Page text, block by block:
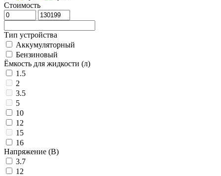
Стоимость
Тип устройства
Аккумуляторный
Бензиновый
Ёмкость для жидкости (л)
1.5
2
3.5
5
10
12
15
16
Напряжение (В)
3.7
12